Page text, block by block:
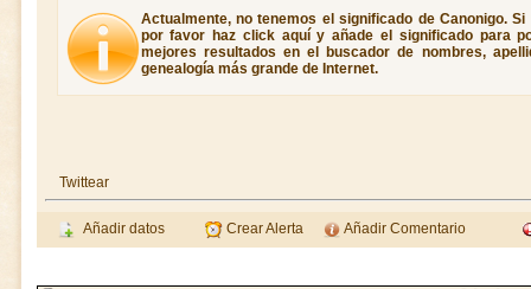
Actualmente, no tenemos el significado de Canonigo.
por favor haz click aquí y añade el significado para
mejores resultados en el buscador de nombres,
genealogía más grande de Internet.
Twittear
Añadir datos Crear Alerta Añadir Comentario